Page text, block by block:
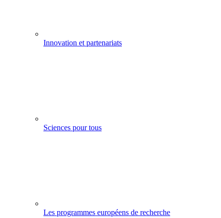
Innovation et partenariats
Sciences pour tous
Les programmes européens de recherche